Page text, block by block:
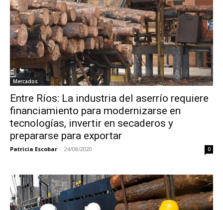
Mercados
Entre Ríos: La industria del aserrío requiere
financiamiento para modernizarse en
tecnologías, invertir en secaderos y
prepararse para exportar
Patricia Escobar - 24/08/2020 0